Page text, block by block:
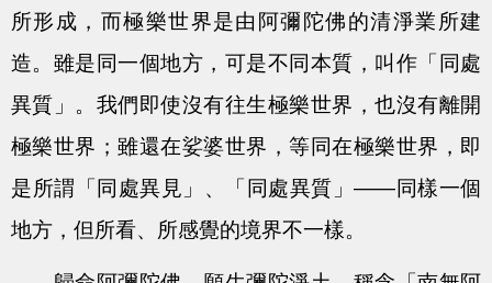
所形成，而極樂世界是由阿彌陀佛的清淨業所建
造。雖是同一個地方，可是不同本質，叫作「同處
異質」。我們即使沒有往生極樂世界，也沒有離開
極樂世界；雖還在娑婆世界，等同在極樂世界，即
是所謂「同處異見」、「同處異質」——同樣一個
地方，但所看、所感覺的境界不一樣。